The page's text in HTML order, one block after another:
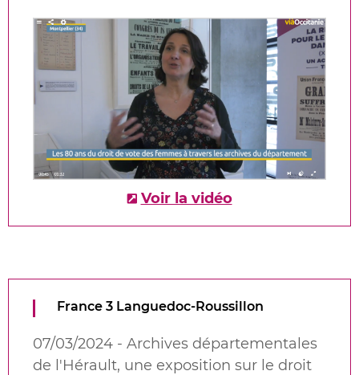
Voir la vidéo
France 3 Languedoc-Roussillon
07/03/2024 - Archives départementales
de l'Hérault, une exposition sur le droit